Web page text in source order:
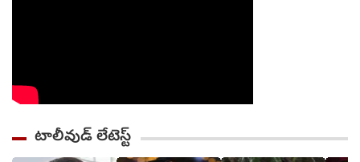
టాలీవుడ్ లేటెస్ట్